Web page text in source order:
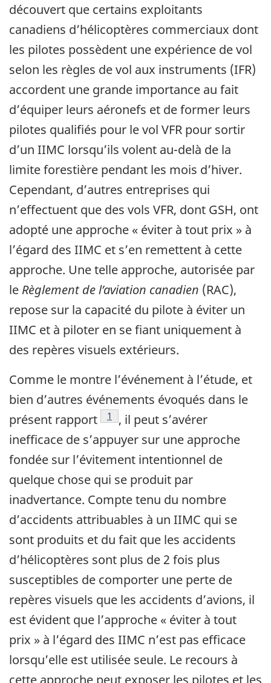
découvert que certains exploitants
canadiens d’hélicoptères commerciaux dont
les pilotes possèdent une expérience de vol
selon les règles de vol aux instruments (IFR)
accordent une grande importance au fait
d’équiper leurs aéronefs et de former leurs
pilotes qualifiés pour le vol VFR pour sortir
d’un IIMC lorsqu’ils volent au-delà de la
limite forestière pendant les mois d’hiver.
Cependant, d’autres entreprises qui
n’effectuent que des vols VFR, dont GSH, ont
adopté une approche « éviter à tout prix » à
l’égard des IIMC et s’en remettent à cette
approche. Une telle approche, autorisée par
le Règlement de l’aviation canadien (RAC),
repose sur la capacité du pilote à éviter un
IIMC et à piloter en se fiant uniquement à
des repères visuels extérieurs.
Comme le montre l’événement à l’étude, et
bien d’autres événements évoqués dans le
présent rapport
Note de bas de page
1
, il peut s’avérer
inefficace de s’appuyer sur une approche
fondée sur l’évitement intentionnel de
quelque chose qui se produit par
inadvertance. Compte tenu du nombre
d’accidents attribuables à un IIMC qui se
sont produits et du fait que les accidents
d’hélicoptères sont plus de 2 fois plus
susceptibles de comporter une perte de
repères visuels que les accidents d’avions, il
est évident que l’approche « éviter à tout
prix » à l’égard des IIMC n’est pas efficace
lorsqu’elle est utilisée seule. Le recours à
cette approche peut exposer les pilotes et les